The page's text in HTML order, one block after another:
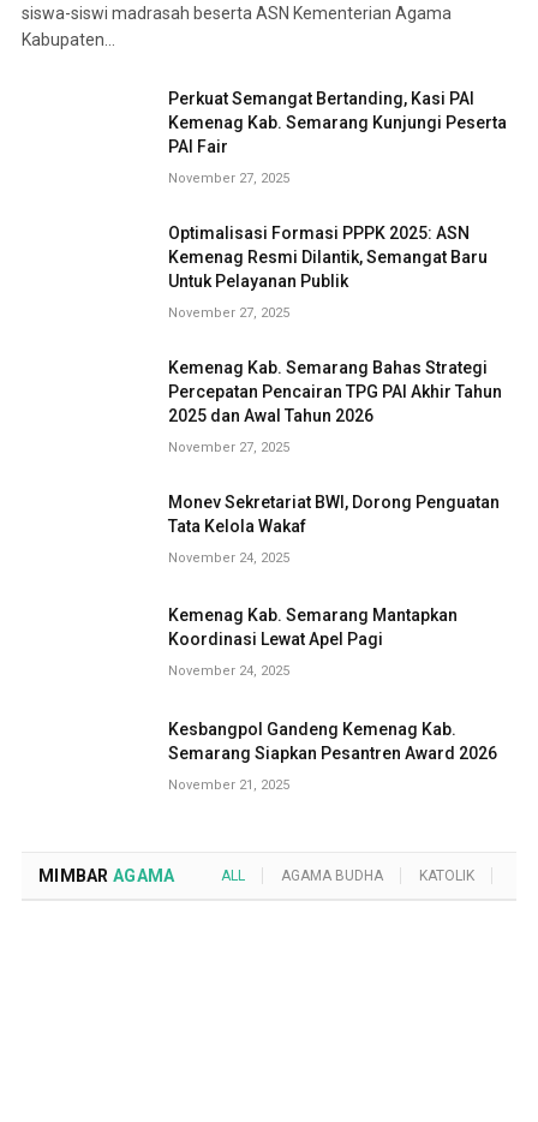
siswa-siswi madrasah beserta ASN Kementerian Agama
Kabupaten…
Perkuat Semangat Bertanding, Kasi PAI
Kemenag Kab. Semarang Kunjungi Peserta
PAI Fair
November 27, 2025
Optimalisasi Formasi PPPK 2025: ASN
Kemenag Resmi Dilantik, Semangat Baru
Untuk Pelayanan Publik
November 27, 2025
Kemenag Kab. Semarang Bahas Strategi
Percepatan Pencairan TPG PAI Akhir Tahun
2025 dan Awal Tahun 2026
November 27, 2025
Monev Sekretariat BWI, Dorong Penguatan
Tata Kelola Wakaf
November 24, 2025
Kemenag Kab. Semarang Mantapkan
Koordinasi Lewat Apel Pagi
November 24, 2025
Kesbangpol Gandeng Kemenag Kab.
Semarang Siapkan Pesantren Award 2026
November 21, 2025
MIMBAR AGAMA ALL AGAMA BUDHA KATOLIK